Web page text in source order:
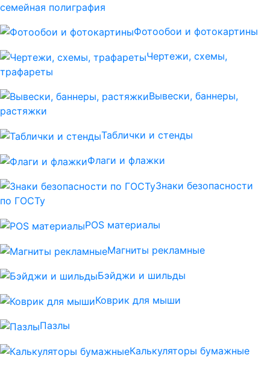
семейная полиграфия
Фотообои и фотокартины
Чертежи, схемы,
трафареты
Вывески, баннеры,
растяжки
Таблички и стенды
Флаги и флажки
Знаки безопасности
по ГОСТу
POS материалы
Магниты рекламные
Бэйджи и шильды
Коврик для мыши
Пазлы
Калькуляторы бумажные